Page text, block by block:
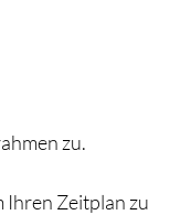
zu.
Ihren Zeitplan zu